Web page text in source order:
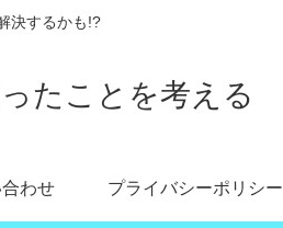
決するかも!?
たことを考える
わせ プライバシーポリシー